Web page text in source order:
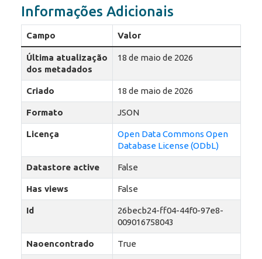
Informações Adicionais
Campo Valor
Última atualização
dos metadados
18 de maio de 2026
Criado 18 de maio de 2026
Formato JSON
Licença
Open Data Commons Open
Database License (ODbL)
Datastore active False
Has views False
Id
26becb24-ff04-44f0-97e8-
009016758043
Naoencontrado True